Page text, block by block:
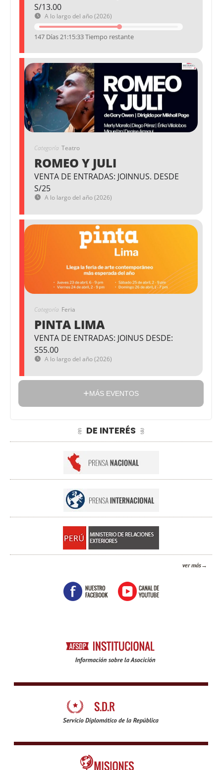
S/13.00
A lo largo del año (2026)
147 Días 21:15:32 Tiempo restante
Categoría Teatro
ROMEO Y JULI
VENTA DE ENTRADAS: JOINNUS. DESDE
S/25
A lo largo del año (2026)
Categoría Feria
PINTA LIMA
VENTA DE ENTRADAS: JOINUS DESDE:
S55.00
A lo largo del año (2026)
MÁS EVENTOS
DE INTERÉS
ver más